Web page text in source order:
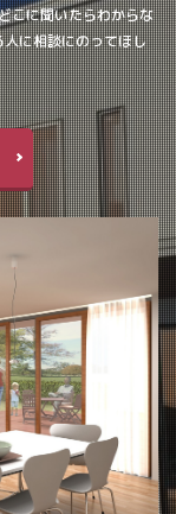
こに聞いたらわからな
に相談にのってほし